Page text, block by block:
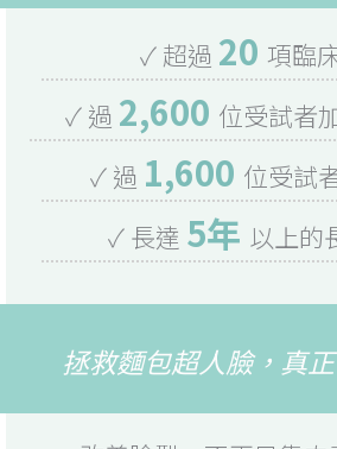
✓ 超過 20 項臨
✓ 過 2,600 位受試者
✓ 過 1,600 位受試
✓ 長達 5年 以上的
拯救麵包超人臉，真